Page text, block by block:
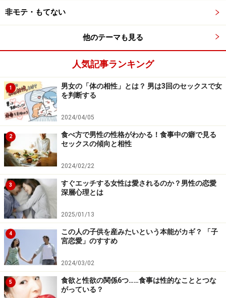
長子同士のカップルの相性が悪いと言われる原因は？
1.互いに慎重過ぎるため、交際が発展しづらい
長子同士は互いに慎重で手堅い行動をとる傾向があるた
め、勢いで恋愛や結婚などの行動に出ることが少ないと
いえます。しかし、恋愛も結婚も、かなりの割合で勢い
が必要なもの。そのため、長子同士の交際は発展しづら
い、あるいは発展に時間がかかるといえます。
とくに結婚までにかかる期間は長くなりがちで、長過ぎ
る春を待てずに別れてしまうことも多いのがこのカップ
ル。慎重なことは悪いことではありませんし、確かに結
婚は軽率に行なうべきではありません。しかし、長子同
士のカップルの場合は、交際において少し冒険心を持っ
てみるとか、衝動や気持ちの高まりに素直に従うこと
も、時には必要でしょう。
2．威張りたがりとおせっかいやき、その力関係をどう
するか？
非モテ・もてない
他のテーマも見る
人気記事ランキング
1
男女の「体の相性」とは？ 男は3回のセックスで女
を判断する
2024/04/05
2
食べ方で男性の性格がわかる！食事中の癖で見る
セックスの傾向と相性
2024/02/22
3
すぐエッチする女性は愛されるのか？男性の恋愛
深層心理とは
2025/01/13
4
この人の子供を産みたいという本能がカギ？ 「子
宮恋愛」のすすめ
2024/03/02
5
食欲と性欲の関係6つ……食事は性的なこととつな
がっている？